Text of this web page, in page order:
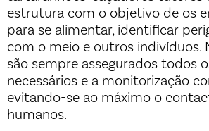
estrutura com o objetivo de os
para se alimentar, identificar
com o meio e outros indivíduos.
são sempre assegurados todos
necessários e a monitorização
evitando-se ao máximo o
humanos.